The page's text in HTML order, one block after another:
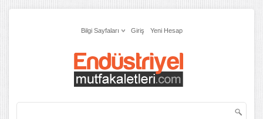
Bilgi Sayfaları Giriş Yeni Hesap